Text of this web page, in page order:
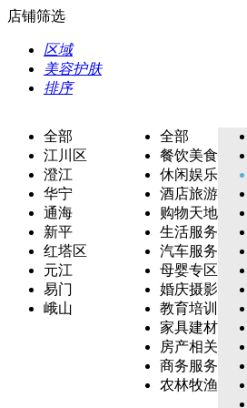
店铺筛选
区域
美容护肤
排序
全部
江川区
澄江
华宁
通海
新平
红塔区
元江
易门
峨山
全部
餐饮美食
休闲娱乐
酒店旅游
购物天地
生活服务
汽车服务
母婴专区
婚庆摄影
教育培训
家具建材
房产相关
商务服务
农林牧渔